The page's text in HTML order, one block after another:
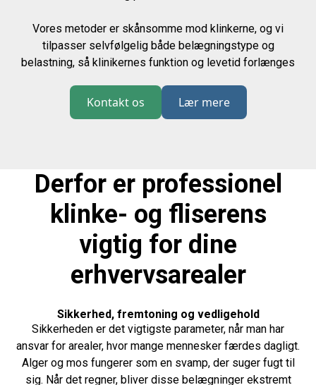
Vores metoder er skånsomme mod klinkerne, og vi
tilpasser selvfølgelig både belægningstype og
belastning, så klinikernes funktion og levetid forlænges
Kontakt os Lær mere
Derfor er professionel
klinke- og fliserens
vigtig for dine
erhvervsarealer
Sikkerhed, fremtoning og vedligehold
Sikkerheden er det vigtigste parameter, når man har
ansvar for arealer, hvor mange mennesker færdes dagligt.
Alger og mos fungerer som en svamp, der suger fugt til
sig. Når det regner, bliver disse belægninger ekstremt